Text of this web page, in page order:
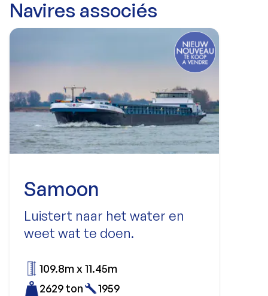
Navires associés
Samoon
Luistert naar het water en
weet wat te doen.
109.8m x 11.45m
2629 ton
1959